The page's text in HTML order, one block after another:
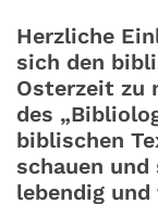
Herzliche
sich den
Osterzeit zu
des
biblischen
schauen
lebendig und